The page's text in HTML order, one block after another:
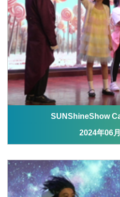
SUNShineShow
2024年06